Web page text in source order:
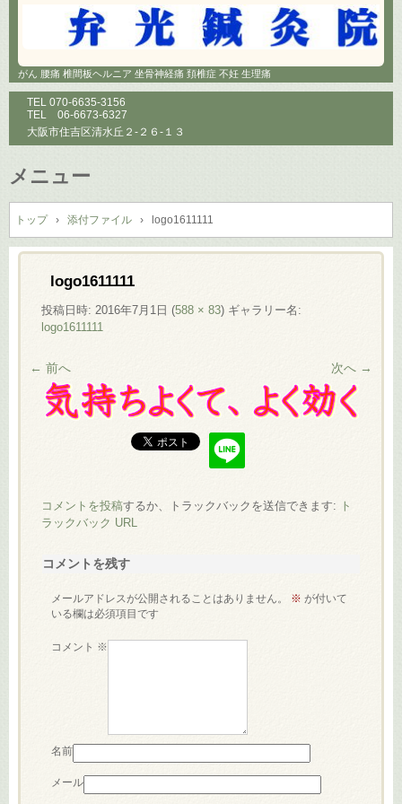
がん 腰痛 椎間板ヘルニア 坐骨神経痛 頚椎症 不妊 生理痛
TEL 070-6635-3156
TEL 06-6673-6327
大阪市住吉区清水丘２-２６-１３
メニュー
コ
ン
テ
ン
トップ › 添付ファイル › logo1611111
logo1611111
投稿日時: 2016年7月1日 (588 × 83) ギャラリー名:
logo1611111
← 前へ 次へ →
コメントを投稿するか、トラックバックを送信できます:
ト
ラックバック URL
コメントを残す
メールアドレスが公開されることはありません。 ※ が付いて
いる欄は必須項目です
コメント ※
名前
メール